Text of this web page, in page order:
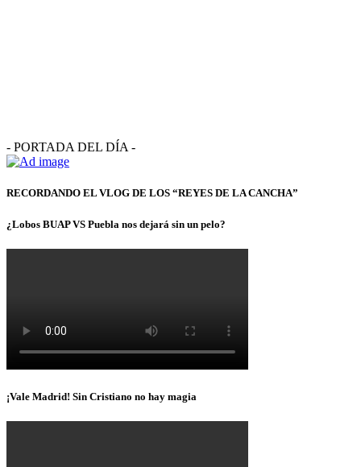
- PORTADA DEL DÍA -
RECORDANDO EL VLOG DE LOS “REYES DE LA CANCHA”
¿Lobos BUAP VS Puebla nos dejará sin un pelo?
¡Vale Madrid! Sin Cristiano no hay magia